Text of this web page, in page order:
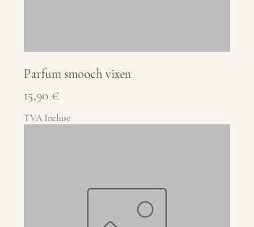
Parfum smooch vixen
Prix
15,90 €
TVA Incluse